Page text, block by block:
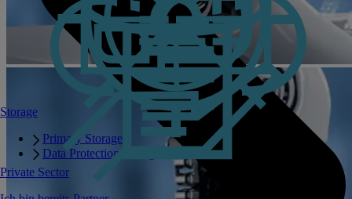
Storage
Primary Storage
Data Protection Storage
Private Sector